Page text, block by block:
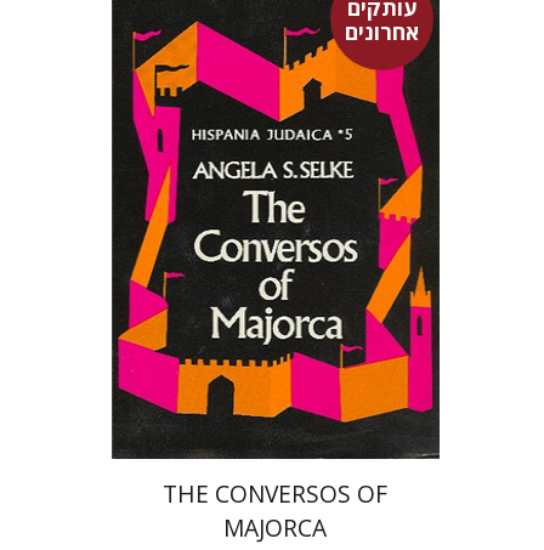
עותקים
אחרונים
אנג'לה סלקה
THE CONVERSOS OF
MAJORCA